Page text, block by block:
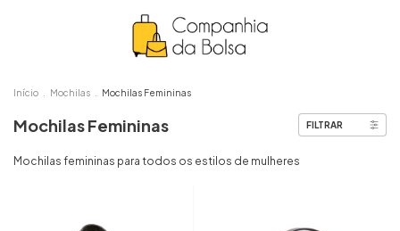
Início Mochilas Mochilas Femininas
Mochilas Femininas FILTRAR
Mochilas femininas para todos os estilos de mulheres